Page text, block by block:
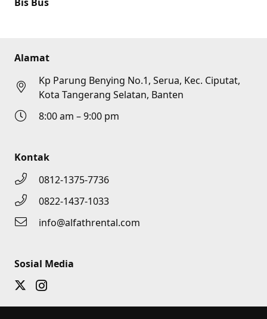
Alamat
Kp Parung Benying No.1, Serua, Kec. Ciputat,
Kota Tangerang Selatan, Banten
8:00 am – 9:00 pm
Kontak
0812-1375-7736
0822-1437-1033
info@alfathrental.com
Sosial Media